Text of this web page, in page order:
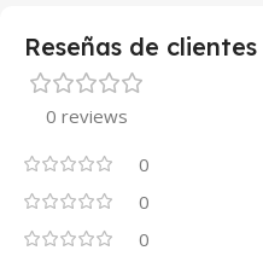
Reseñas de clientes
0 reviews
0
0
0